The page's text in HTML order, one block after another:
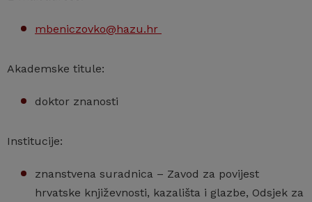
mbeniczovko@hazu.hr
Akademske titule:
doktor znanosti
Institucije:
znanstvena suradnica – Zavod za povijest
hrvatske književnosti, kazališta i glazbe, Odsjek za